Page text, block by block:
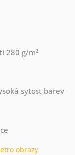
280 g/m2
sytost barev
obrazy